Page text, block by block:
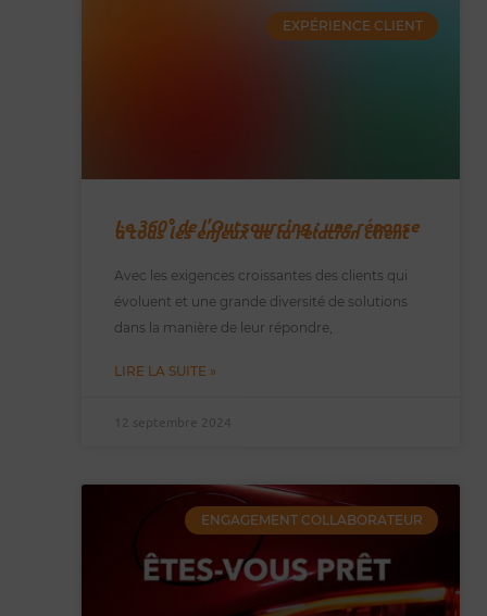
EXPÉRIENCE CLIENT
Le 360° de l’Outsourcing : une réponse
à tous les enjeux de la relation client
Avec les exigences croissantes des clients qui
évoluent et une grande diversité de solutions
dans la manière de leur répondre,
LIRE LA SUITE »
12 septembre 2024
ENGAGEMENT COLLABORATEUR